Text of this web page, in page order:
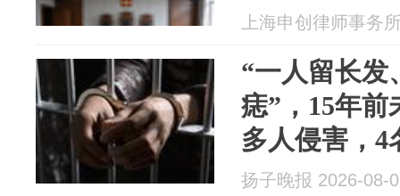
务要点
上海申创律师事务
“一人留长发
痣”，15年前
多人侵害，4
承认实施强
扬子晚报 2026-08-